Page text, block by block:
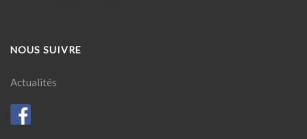
NOUS SUIVRE
Actualités